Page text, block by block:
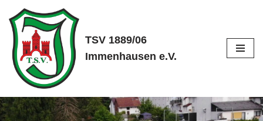
Zum
Inhalt
springen
TSV 1889/06
Immenhausen e.V.